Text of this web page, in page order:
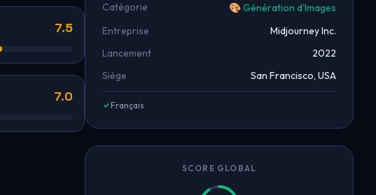
7.5
7.0
Catégorie
🎨 Génération d'Images
Entreprise
Midjourney Inc.
Lancement
2022
Siège
San Francisco, USA
Français
SCORE GLOBAL